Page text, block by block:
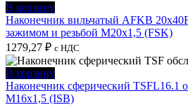
В корзину
Наконечник вильчатый AFKB
зажимом и резьбой M20x1,5 (FSK)
1279,27 ₽ с НДС
В корзину
Наконечник сферический TSFL16.1
M16х1,5 (ISB)